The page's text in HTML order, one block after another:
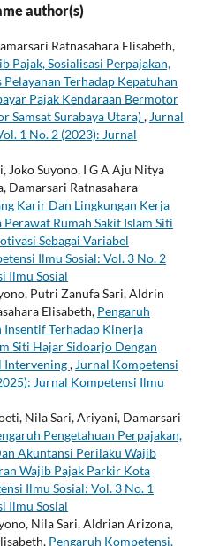
author(s)
Ratnasahara Elisabeth,
Pajak, Sosialisasi Perpajakan,
Terhadap Kepatuhan
Pajak Kendaraan Bermotor
Samsat Surabaya Utara), Jurnal
1 No. 2 (2023): Jurnal
Joko Suyono, I G A Aju Nitya
Damarsari Ratnasahara
Karir Dan Lingkungan Kerja
Rumah Sakit Islam Siti
Sebagai Variabel
Ilmu Sosial: Vol. 3 No. 2
Ilmu Sosial
Putri Zanufa Sari, Aldrin
Elisabeth, Pengaruh
Insentif Terhadap Kinerja
Siti Hajar Sidoarjo Dengan
Intervening, Jurnal Kompetensi
Jurnal Kompetensi Ilmu
Nila Sari, Ariyani, Damarsari
Pengetahuan Perpajakan,
Akuntansi Perilaku Wajib
Wajib Pajak Parkir Kota
Ilmu Sosial: Vol. 3 No. 1
Ilmu Sosial
Nila Sari, Aldrian Arizona,
Pengaruh Kompetensi,